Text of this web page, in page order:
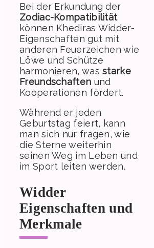
Bei der Erkundung der
Zodiac-Kompatibilität
können Khediras Widder-
Eigenschaften gut mit
anderen Feuerzeichen wie
Löwe und Schütze
harmonieren, wasstarke
Freundschaften und
Kooperationen fördert.
Während er jeden
Geburtstag feiert, kann
man sich nur fragen, wie
die Sterne weiterhin
seinen Weg im Leben und
im Sport leiten werden.
Widder
Eigenschaften und
Merkmale